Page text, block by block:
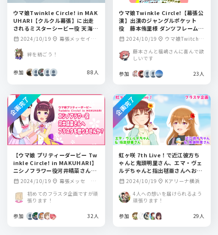
ウマ娘Twinkle Circle! in MAK
UHARI【クルクル幕張】に出走
されるミスターシービー役 天海由
梨奈さんへお花を贈りませんか？
calendar_month 2024/10/19 location_on 幕張メッセイベ
絆を紡ごう！
参加 88人
ウマ娘Twinkle Circle!【幕張公
演】出演のジャングルポケット
役 藤本侑里様 ダンツフレーム
役 福嶋晴菜様に送るフラワース
タンド企画です
calendar_month 2024/10/19 location_on ウマ娘Twitchci
rcle幕張 幕張メッ
セ
藤本さんと福嶋さんに喜んで欲
しいです
参加 23人
【ウマ娘 プリティーダービー Tw
inkle Circle! in MAKUHARI】
ニシノフラワー役河井晴菜さんに
お花を贈りませんか？
calendar_month 2024/10/19 location_on 幕張メッセ イ
ベントホール
初めてのフラスタ企画ですが頑
張ります！
参加 32人
企画完了
虹ヶ咲 7th Live！で近江彼方ち
ゃんと鬼頭明里さん、エマ・ヴェ
ルデちゃんと指出毬亜さんへお花
を贈りませんか？
calendar_month 2024/10/19 location_on Kアリーナ横浜
4人への想いを届けられるよう
頑張ります！
参加 29人
企画完了